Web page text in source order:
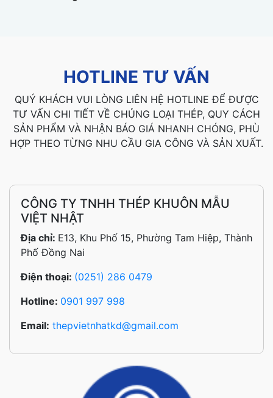
HOTLINE TƯ VẤN
QUÝ KHÁCH VUI LÒNG LIÊN HỆ HOTLINE ĐỂ ĐƯỢC
TƯ VẤN CHI TIẾT VỀ CHỦNG LOẠI THÉP, QUY CÁCH
SẢN PHẨM VÀ NHẬN BÁO GIÁ NHANH CHÓNG, PHÙ
HỢP THEO TỪNG NHU CẦU GIA CÔNG VÀ SẢN XUẤT.
CÔNG TY TNHH THÉP KHUÔN MẪU
VIỆT NHẬT
Địa chỉ: E13, Khu Phố 15, Phường Tam Hiệp, Thành
Phố Đồng Nai
Điện thoại: (0251) 286 0479
Hotline: 0901 997 998
Email: thepvietnhatkd@gmail.com